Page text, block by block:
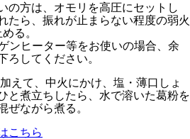
の方は、オモリを高圧にセットし
たら、振れが止まらない程度の弱火
る。
ンヒーター等をお使いの場合、余
ろしてください。
えて、 中火にかけ、塩・薄口しょ
と煮立ちしたら、水で溶いた葛粉を
ぜながら煮る。
こちら